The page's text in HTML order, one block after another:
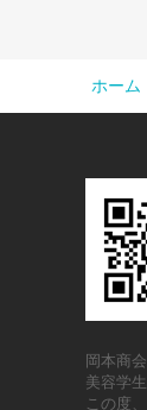
ホーム
岡本商
美容学
この度